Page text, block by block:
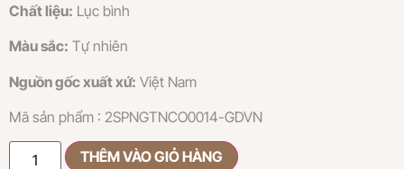
Chất liệu: Lục bình
Màu sắc: Tự nhiên
Nguồn gốc xuất xứ: Việt Nam
Mã sản phẩm : 2SPNGTNCO0014-GDVN
THÊM VÀO GIỎ HÀNG